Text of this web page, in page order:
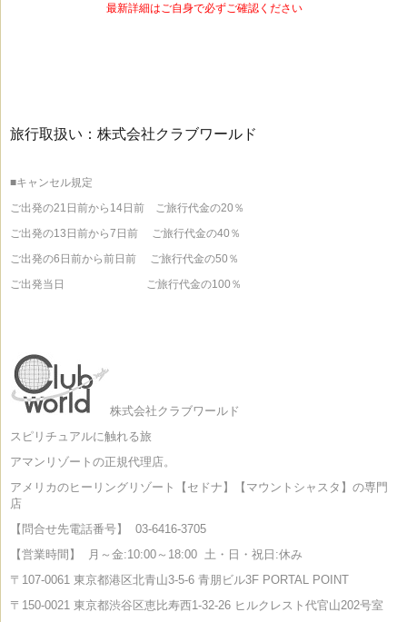
最新詳細はご自身で必ずご確認ください
旅行取扱い：株式会社クラブワールド
■キャンセル規定
ご出発の21日前から14日前 ご旅行代金の20％
ご出発の13日前から7日前 ご旅行代金の40％
ご出発の6日前から前日前 ご旅行代金の50％
ご出発当日 ご旅行代金の100％
株式会社クラブワールド
スピリチュアルに触れる旅
アマンリゾートの正規代理店。
アメリカのヒーリングリゾート【セドナ】【マウントシャスタ】の専門
店
【問合せ先電話番号】
03-6416-3705
【営業時間】
月～金:10:00～18:00 土・日・祝日:休み
〒107-0061 東京都港区北青山3-5-6 青朋ビル3F PORTAL POINT
〒150-0021 東京都渋谷区恵比寿西1-32-26 ヒルクレスト代官山202号室